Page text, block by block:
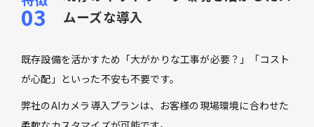
ムーズな導入
既存設備を活かすため「大がかりな工事が必要？」「コスト
が心配」といった不安も不要です。
弊社のAIカメラ導入プランは、お客様の現場環境に合わせた